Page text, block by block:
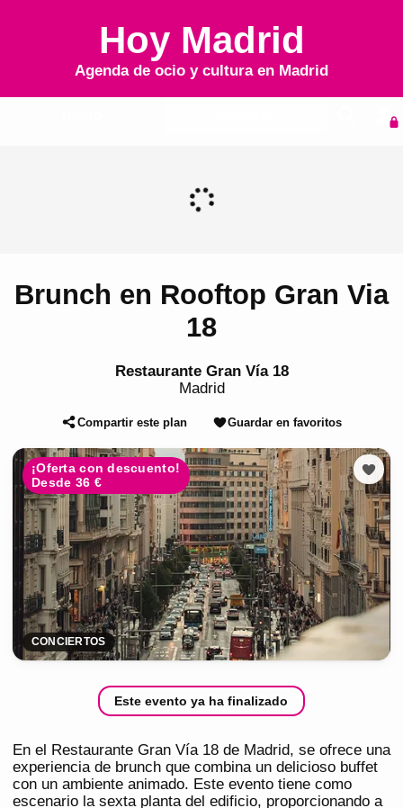
Hoy Madrid
Agenda de ocio y cultura en Madrid
Brunch en Rooftop Gran Via
18
Restaurante Gran Vía 18
Madrid
Compartir este plan Guardar en favoritos
¡Oferta con descuento!
Desde 36 €
CONCIERTOS
Este evento ya ha finalizado
En el Restaurante Gran Vía 18 de Madrid, se ofrece una
experiencia de brunch que combina un delicioso buffet
con un ambiente animado. Este evento tiene como
escenario la sexta planta del edificio, proporcionando a